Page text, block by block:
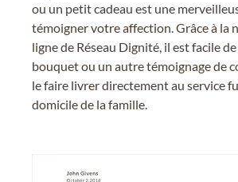
ou un petit cadeau est une
témoigner votre affection. Grâce à la
ligne de Réseau Dignité, il est facile
bouquet ou un autre témoignage de
le faire livrer directement au service
domicile de la famille.